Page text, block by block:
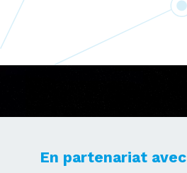
En partenariat avec